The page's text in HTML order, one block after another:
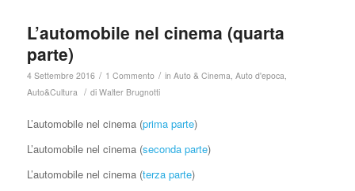
L’automobile nel cinema (quarta
parte)
4 Settembre 2016 / 1 Commento / in Auto & Cinema Auto d'epoca
Auto&Cultura / di Walter Brugnotti
L’automobile nel cinema (prima parte)
L’automobile nel cinema (seconda parte)
L’automobile nel cinema (terza parte)